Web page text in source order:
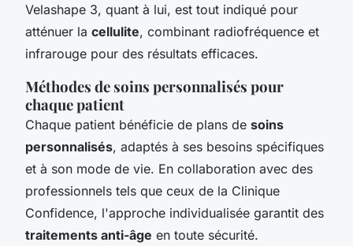
Velashape 3, quant à lui, est tout indiqué pour
atténuer la cellulite, combinant radiofréquence et
infrarouge pour des résultats efficaces.
Méthodes de soins personnalisés pour
chaque patient
Chaque patient bénéficie de plans de soins
personnalisés, adaptés à ses besoins spécifiques
et à son mode de vie. En collaboration avec des
professionnels tels que ceux de la Clinique
Confidence, l'approche individualisée garantit des
traitements anti-âge en toute sécurité.